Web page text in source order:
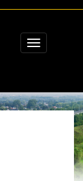
Toggle
navigation